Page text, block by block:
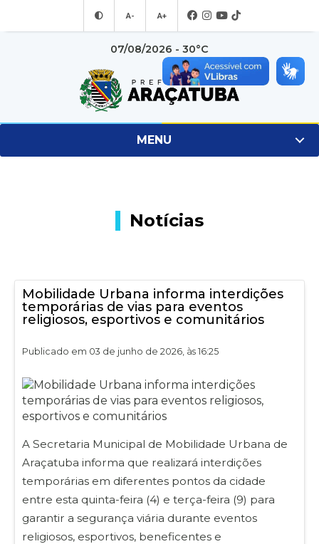
A- A+
07/08/2026 - 30°C
MENU
Notícias
Mobilidade Urbana informa interdições
temporárias de vias para eventos
religiosos, esportivos e comunitários
Publicado em 03 de junho de 2026, às 16:25
A Secretaria Municipal de Mobilidade Urbana de
Araçatuba informa que realizará interdições
temporárias em diferentes pontos da cidade
entre esta quinta-feira (4) e terça-feira (9) para
garantir a segurança viária durante eventos
religiosos, esportivos, beneficentes e